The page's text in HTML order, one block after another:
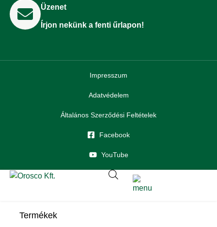
Üzenet
Írjon nekünk a fenti űrlapon!
Impresszum
Adatvédelem
Általános Szerződési Feltételek
Facebook
YouTube
Termékek